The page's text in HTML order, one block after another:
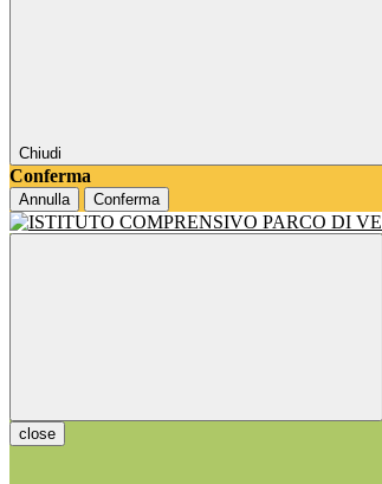
Chiudi
Conferma
Annulla Conferma
close